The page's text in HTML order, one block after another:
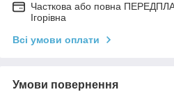
Часткова або повна
Ігорівна
Всі умови оплати
Умови повернення